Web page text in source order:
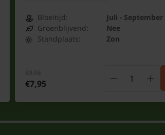
Bloeitijd:
Juli - September
Groenblijvend:
Nee
Standplaats:
Zon
€7,95